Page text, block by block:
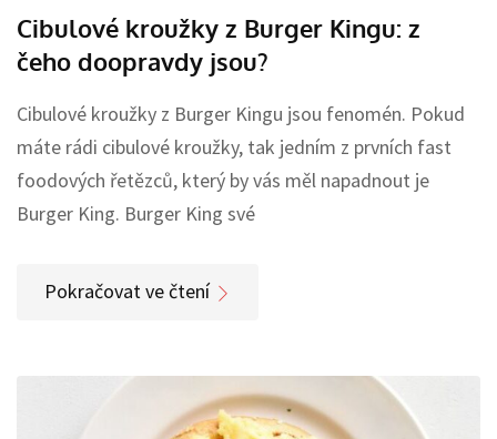
Cibulové kroužky z Burger Kingu: z
čeho doopravdy jsou?
Cibulové kroužky z Burger Kingu jsou fenomén. Pokud
máte rádi cibulové kroužky, tak jedním z prvních fast
foodových řetězců, který by vás měl napadnout je
Burger King. Burger King své
Pokračovat ve čtení